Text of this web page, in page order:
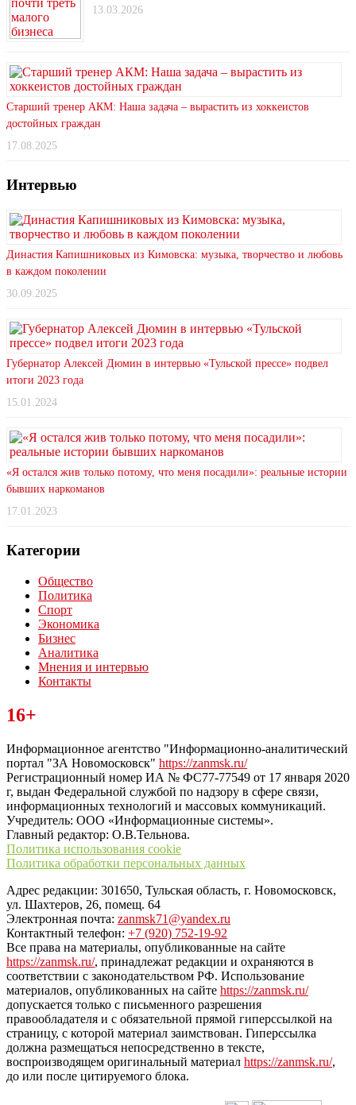
13.03.2026
Старший тренер АКМ: Наша задача – вырастить из хоккеистов
достойных граждан
17.08.2025
Интервью
Династия Капишниковых из Кимовска: музыка, творчество и любовь
в каждом поколении
30.09.2025
Губернатор Алексей Дюмин в интервью «Тульской прессе» подвел
итоги 2023 года
15.01.2024
«Я остался жив только потому, что меня посадили»: реальные истории
бывших наркоманов
17.01.2023
Категории
Общество
Политика
Спорт
Экономика
Бизнес
Аналитика
Мнения и интервью
Контакты
Читайте последние новости дня в Тульской области на сайте
“ЗаНовомосковск”
16+
Информационное агентство "Информационно-аналитический
портал "ЗА Новомосковск" https://zanmsk.ru/
Регистрационный номер ИА № ФС77-77549 от 17 января 2020
г, выдан Федеральной службой по надзору в сфере связи,
информационных технологий и массовых коммуникаций.
Учредитель: ООО «Информационные системы».
Главный редактор: О.В.Тельнова.
Политика использования cookie
Политика обработки персональных данных
Адрес редакции: 301650, Тульская область, г. Новомосковск,
ул. Шахтеров, 26, помещ. 64
Электронная почта: zanmsk71@yandex.ru
Контактный телефон: +7 (920) 752-19-92
Все права на материалы, опубликованные на сайте
https://zanmsk.ru/, принадлежат редакции и охраняются в
соответствии с законодательством РФ. Использование
материалов, опубликованных на сайте https://zanmsk.ru/
допускается только с письменного разрешения
правообладателя и с обязательной прямой гиперссылкой на
страницу, с которой материал заимствован. Гиперссылка
должна размещаться непосредственно в тексте,
воспроизводящем оригинальный материал https://zanmsk.ru/,
до или после цитируемого блока.